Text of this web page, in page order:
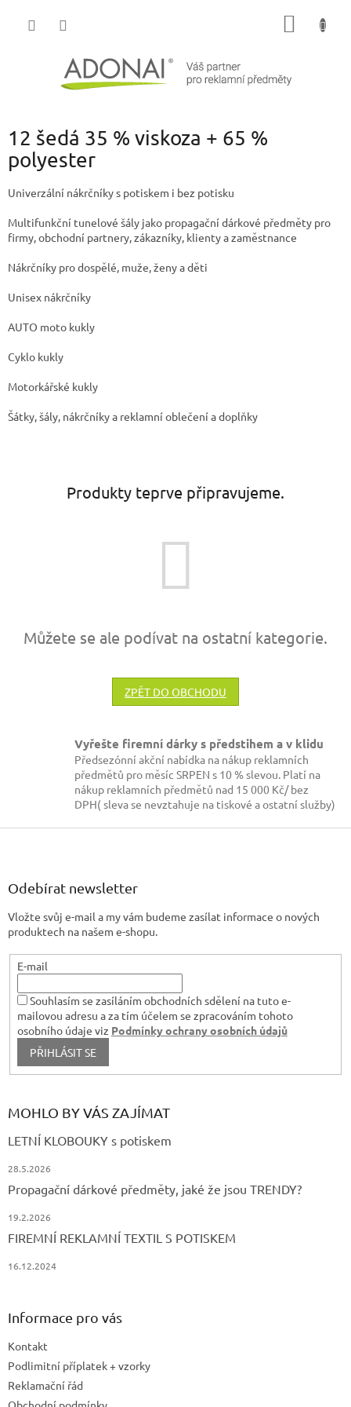
12 šedá 35 % viskoza + 65 %
polyester
Univerzální nákrčníky s potiskem i bez potisku
Multifunkční tunelové šály jako propagační dárkové předměty pro
firmy, obchodní partnery, zákazníky, klienty a zaměstnance
Nákrčníky pro dospělé, muže, ženy a děti
Unisex nákrčníky
AUTO moto kukly
Cyklo kukly
Motorkářské kukly
Šátky, šály, nákrčníky a reklamní oblečení a doplňky
Produkty teprve připravujeme.
Můžete se ale podívat na ostatní kategorie.
ZPĚT DO OBCHODU
Vyřešte firemní dárky s předstihem a v klidu
Předsezónní akční nabídka na nákup reklamních
předmětů pro měsíc SRPEN s 10 % slevou. Platí na
nákup reklamních předmětů nad 15 000 Kč/ bez
DPH( sleva se nevztahuje na tiskové a ostatní služby)
Z
Odebírat newsletter
Vložte svůj e-mail a my vám budeme zasílat informace o nových
produktech na našem e-shopu.
E-mail
Souhlasím se zasíláním obchodních sdělení na tuto e-
mailovou adresu a za tím účelem se zpracováním tohoto
osobního údaje viz Podmínky ochrany osobních údajů
PŘIHLÁSIT SE
MOHLO BY VÁS ZAJÍMAT
LETNÍ KLOBOUKY s potiskem
28.5.2026
Propagační dárkové předměty, jaké že jsou TRENDY?
19.2.2026
FIREMNÍ REKLAMNÍ TEXTIL S POTISKEM
16.12.2024
Informace pro vás
Kontakt
Podlimitní příplatek + vzorky
Reklamační řád